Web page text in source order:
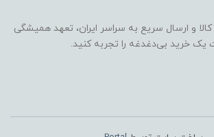
و ارسال سریع به سراسر ایران، تعهد همیشگی
خرید بی‌دغدغه را تجربه کنید.